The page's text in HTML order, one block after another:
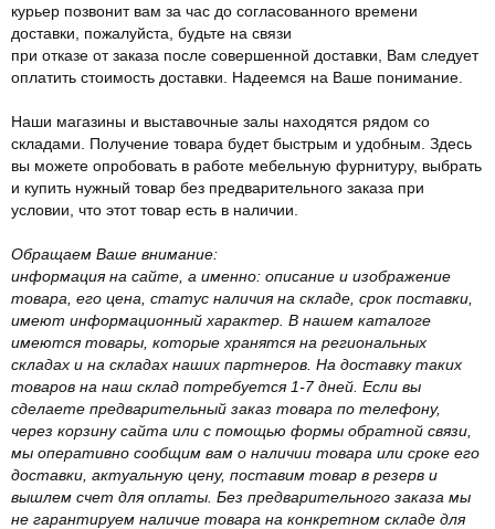
курьер позвонит вам за час до согласованного времени
доставки, пожалуйста, будьте на связи
при отказе от заказа после совершенной доставки, Вам следует
оплатить стоимость доставки. Надеемся на Ваше понимание.
Наши магазины и выставочные залы находятся рядом со
складами. Получение товара будет быстрым и удобным. Здесь
вы можете опробовать в работе мебельную фурнитуру, выбрать
и купить нужный товар без предварительного заказа при
условии, что этот товар есть в наличии.
Обращаем Ваше внимание:
информация на сайте, а именно: описание и изображение
товара, его цена, статус наличия на складе, срок поставки,
имеют информационный характер. В нашем каталоге
имеются товары, которые хранятся на региональных
складах и на складах наших партнеров. На доставку таких
товаров на наш склад потребуется 1-7 дней. Если вы
сделаете предварительный заказ товара по телефону,
через корзину сайта или с помощью формы обратной связи,
мы оперативно сообщим вам о наличии товара или сроке его
доставки, актуальную цену, поставим товар в резерв и
вышлем счет для оплаты. Без предварительного заказа мы
не гарантируем наличие товара на конкретном складе для